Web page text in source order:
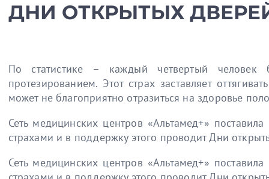
ДНИ ОТКРЫТЫХ
По статистике – каждый четвертый
протезированием. Этот страх заставляет
может не благоприятно отразиться на здоровье
Сеть медицинских центров «Альтамед+»
страхами и в поддержку этого проводит Дни
Сеть медицинских центров «Альтамед+»